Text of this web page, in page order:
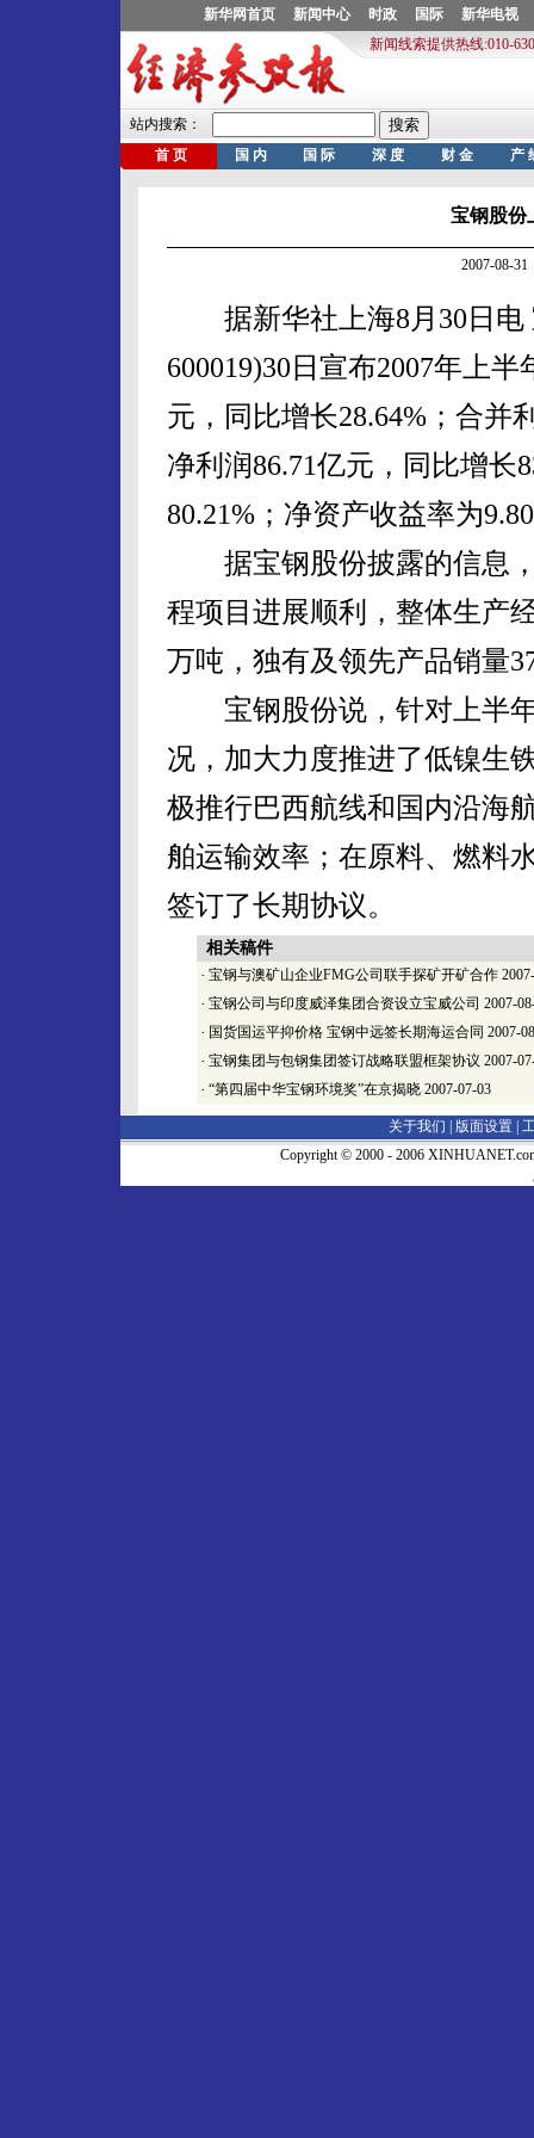
宝钢股份
2007-08-
据新华社上海8月30日电
600019)30日宣布2007年上
元，同比增长28.64%；合并
净利润86.71亿元，同比增长
80.21%；净资产收益率为
据宝钢股份披露的信息，
程项目进展顺利，整体生产
万吨，独有及领先产品销量
宝钢股份说，针对上半年
况，加大力度推进了低镍生
极推行巴西航线和国内沿海
舶运输效率；在原料、燃料
签订了长期协议。
相关稿件
· 宝钢与澳矿山企业FMG公司联手探矿开矿合作
· 宝钢公司与印度威泽集团合资设立宝威公司 2007-
· 国货国运平抑价格 宝钢中远签长期海运合同 2007-
· 宝钢集团与包钢集团签订战略联盟框架协议 2007-
· “第四届中华宝钢环境奖”在京揭晓 2007-07-03
关于我们 | 版面设置
Copyright © 2000 - 2006